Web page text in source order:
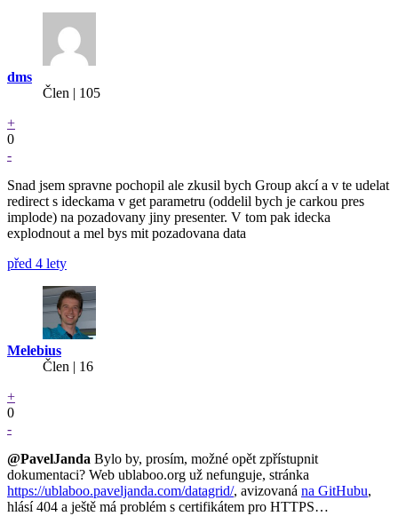
dms
Člen | 105
+
0
-
Snad jsem spravne pochopil ale zkusil bych Group akcí a v te udelat
redirect s ideckama v get parametru (oddelil bych je carkou pres
implode) na pozadovany jiny presenter. V tom pak idecka
explodnout a mel bys mit pozadovana data
před 4 lety
Melebius
Člen | 16
+
0
-
@PavelJanda Bylo by, prosím, možné opět zpřístupnit
dokumentaci? Web ublaboo.org už nefunguje, stránka
https://ublaboo.paveljanda.com/datagrid/, avizovaná na GitHubu,
hlásí 404 a ještě má problém s certifikátem pro HTTPS…